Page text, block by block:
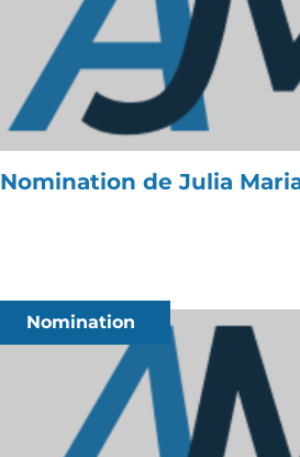
Nomination de Julia
Nomination